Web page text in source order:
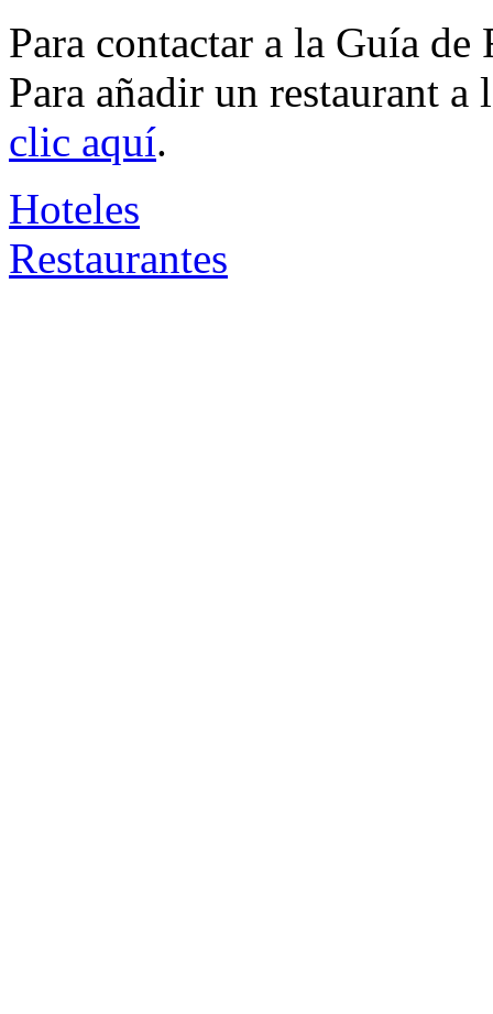
Para contactar a la Guía de
Para añadir un restaurant
clic aquí.
Hoteles
Restaurantes